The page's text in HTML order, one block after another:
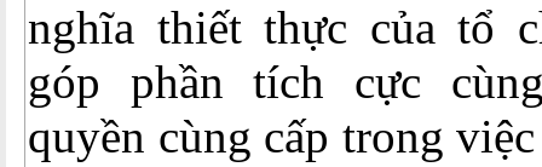
nghĩa thiết thực của tổ
góp phần tích cực
quyền cùng cấp trong